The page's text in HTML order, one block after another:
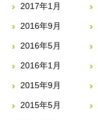
2017年1月
2016年9月
2016年5月
2016年1月
2015年9月
2015年5月